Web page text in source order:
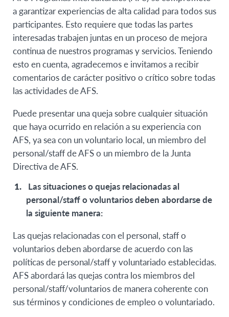
a garantizar experiencias de alta calidad para todos sus
participantes. Esto requiere que todas las partes
interesadas trabajen juntas en un proceso de mejora
continua de nuestros programas y servicios. Teniendo
esto en cuenta, agradecemos e invitamos a recibir
comentarios de carácter positivo o crítico sobre todas
las actividades de AFS.
Puede presentar una queja sobre cualquier situación
que haya ocurrido en relación a su experiencia con
AFS, ya sea con un voluntario local, un miembro del
personal/staff de AFS o un miembro de la Junta
Directiva de AFS.
Las situaciones o quejas relacionadas al
personal/staff o voluntarios deben abordarse de
la siguiente manera:
Las quejas relacionadas con el personal, staff o
voluntarios deben abordarse de acuerdo con las
políticas de personal/staff y voluntariado establecidas.
AFS abordará las quejas contra los miembros del
personal/staff/voluntarios de manera coherente con
sus términos y condiciones de empleo o voluntariado.